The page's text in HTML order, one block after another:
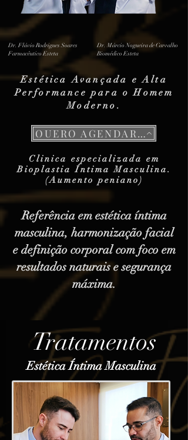
Dr. Flávio Rodrigues Soares
Farmacêutico Esteta
Dr. Márcio Nogueira de Carvalho
Biomédico Esteta
Estética Avançada e Alta
Performance para o Homem
Moderno.
QUERO AGENDAR UMA AVALIAÇÃO DISCRETA
Clinica especializada em
Bioplastia Íntima Masculina.
(Aumento peniano)
Referência em estética íntima
masculina, harmonização facial
e definição corporal com foco em
resultados naturais e segurança
máxima.
Tratamentos
Estética Íntima Masculina